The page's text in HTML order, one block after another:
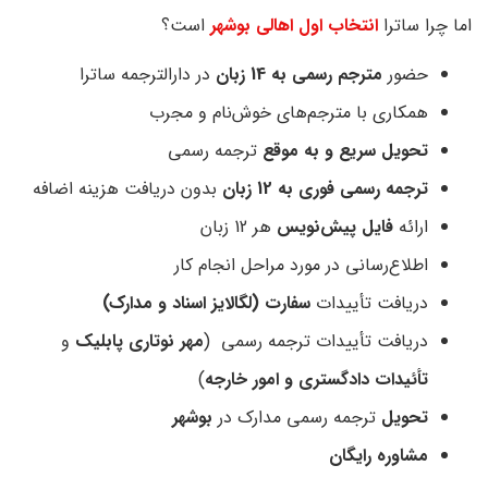
اما چرا ساترا انتخاب اول اهالی بوشهر است؟
حضور مترجم رسمی به 14 زبان
در دارالترجمه ساترا
همکاری با مترجم‌های خوش‌نام و مجرب
تحویل سریع و به موقع ترجمه رسمی
ترجمه رسمی فوری به 12 زبان
بدون دریافت هزینه اضافه
ارائه فایل پیش‌نویس هر 12 زبان
اطلاع‌رسانی در مورد مراحل انجام کار
دریافت تأییدات سفارت (لگالایز اسناد و مدارک)
دریافت تأییدات ترجمه رسمی (مهر نوتاری پابلیک و
تأئیدات دادگستری و امور خارجه)
تحویل ترجمه رسمی مدارک در بوشهر
مشاوره رایگان